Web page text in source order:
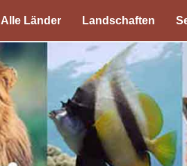
Alle Länder Landschaften